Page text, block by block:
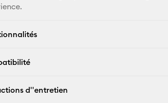
d''entretien